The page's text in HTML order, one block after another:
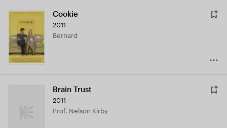
Cookie
2011
Bernard
Brain Trust
2011
Prof. Nelson Kirby